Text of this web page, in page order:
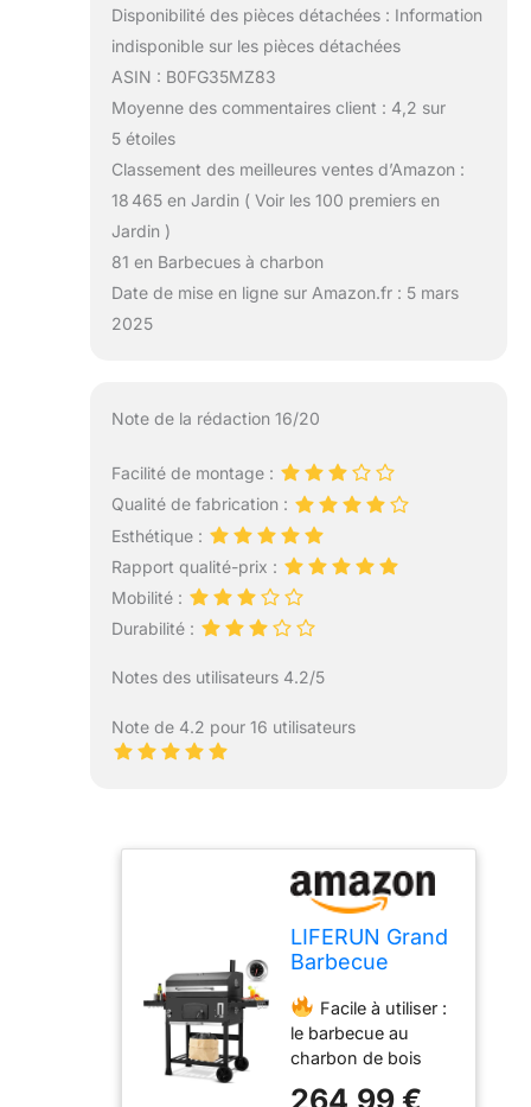
Disponibilité des pièces détachées : Information
indisponible sur les pièces détachées
ASIN : B0FG35MZ83
Moyenne des commentaires client : 4,2 sur
5 étoiles
Classement des meilleures ventes d’Amazon :
18 465 en Jardin ( Voir les 100 premiers en
Jardin )
81 en Barbecues à charbon
Date de mise en ligne sur Amazon.fr : 5 mars
2025
Note de la rédaction 16/20
Facilité de montage :
Qualité de fabrication :
Esthétique :
Rapport qualité-prix :
Mobilité :
Durabilité :
Notes des utilisateurs 4.2/5
Note de 4.2 pour 16 utilisateurs
LIFERUN Grand
Barbecue
Bois XXL,
Barbecue
Fumoir, avec
Cheminée,
Facile à utiliser :
le barbecue au
charbon de bois